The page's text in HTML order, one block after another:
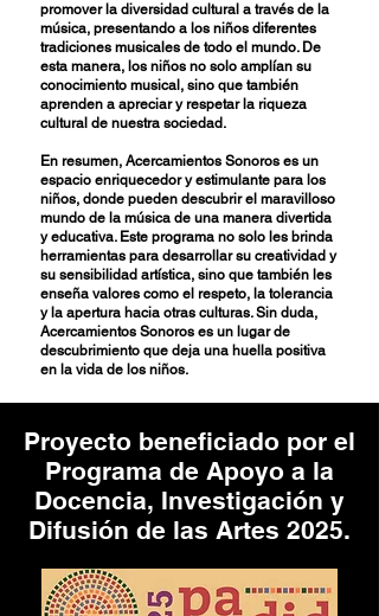
promover la diversidad cultural a través de la
música, presentando a los niños diferentes
tradiciones musicales de todo el mundo. De
esta manera, los niños no solo amplían su
conocimiento musical, sino que también
aprenden a apreciar y respetar la riqueza
cultural de nuestra sociedad.
En resumen, Acercamientos Sonoros es un
espacio enriquecedor y estimulante para los
niños, donde pueden descubrir el maravilloso
mundo de la música de una manera divertida
y educativa. Este programa no solo les brinda
herramientas para desarrollar su creatividad y
su sensibilidad artística, sino que también les
enseña valores como el respeto, la tolerancia
y la apertura hacia otras culturas. Sin duda,
Acercamientos Sonoros es un lugar de
descubrimiento que deja una huella positiva
en la vida de los niños.
Proyecto beneficiado por el
Programa de Apoyo a la
Docencia, Investigación y
Difusión de las Artes 2025.